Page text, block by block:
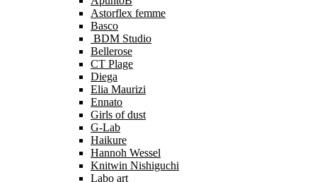
Astorflex femme
Basco
BDM Studio
Bellerose
CT Plage
Diega
Elia Maurizi
Ennato
Girls of dust
G-Lab
Haikure
Hannoh Wessel
Knitwin Nishiguchi
Labo art